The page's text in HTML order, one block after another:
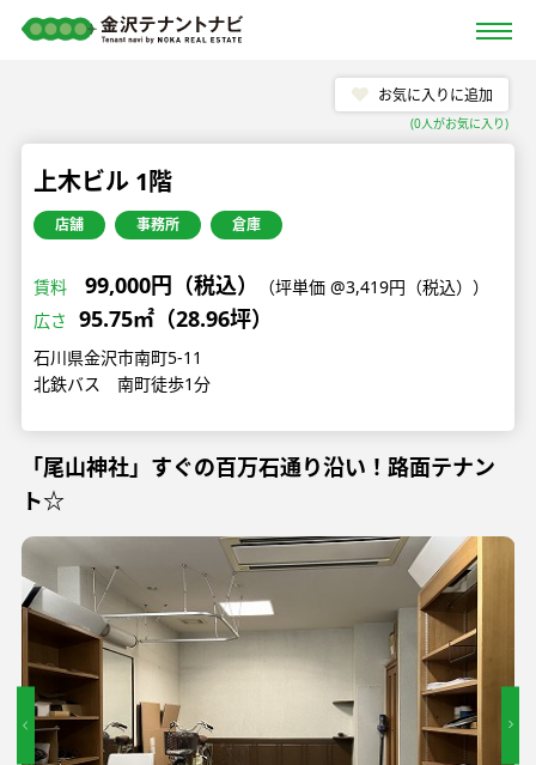
お気に入りに追加
(0人がお気に入り)
上木ビル 1階
店舗 事務所 倉庫
賃料 99,000円（税込）
（坪単価 @3,419円（税込））
広さ
95.75㎡（28.96坪）
石川県金沢市南町5-11
北鉄バス 南町徒歩1分
「尾山神社」すぐの百万石通り沿い！路面テナン
ト☆